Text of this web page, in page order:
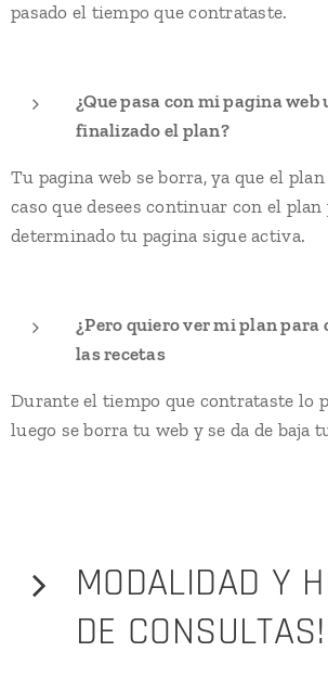
pasado el tiempo que contrataste.
¿Que pasa con mi pagina web
finalizado el plan?
Tu pagina web se borra, ya que el
caso que desees continuar con el
determinado tu pagina sigue activa.
¿Pero quiero ver mi plan
las recetas
Durante el tiempo que contrataste lo
luego se borra tu web y se da de baja
MODALIDAD Y
DE CONSULTAS!